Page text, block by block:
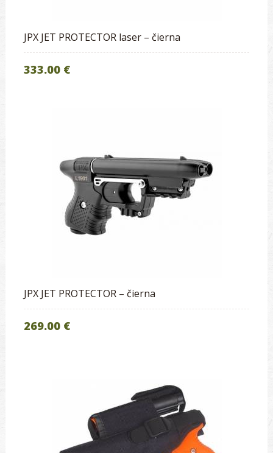
JPX JET PROTECTOR laser – čierna
333.00 €
JPX JET PROTECTOR – čierna
269.00 €